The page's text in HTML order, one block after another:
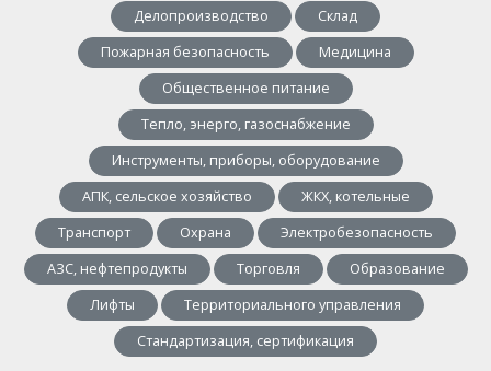
Делопроизводство
Склад
Пожарная безопасность
Медицина
Общественное питание
Тепло, энерго, газоснабжение
Инструменты, приборы, оборудование
АПК, сельское хозяйство
ЖКХ, котельные
Транспорт
Охрана
Электробезопасность
АЗС, нефтепродукты
Торговля
Образование
Лифты
Территориального управления
Стандартизация, сертификация